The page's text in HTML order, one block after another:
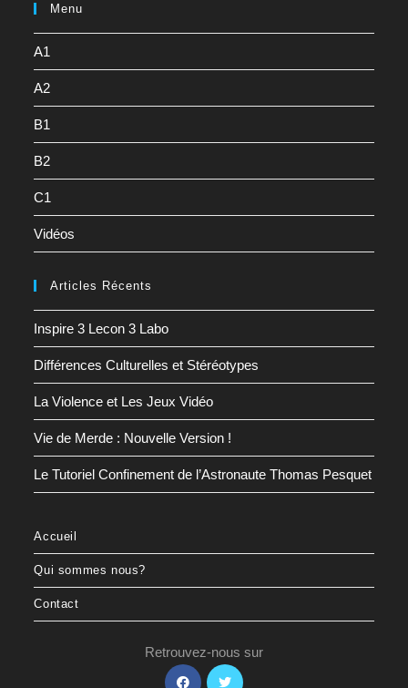
Menu
A1
A2
B1
B2
C1
Vidéos
Articles Récents
Inspire 3 Lecon 3 Labo
Différences Culturelles et Stéréotypes
La Violence et Les Jeux Vidéo
Vie de Merde : Nouvelle Version !
Le Tutoriel Confinement de l’Astronaute Thomas Pesquet
Accueil
Qui sommes nous?
Contact
Retrouvez-nous sur
S’ouvreS’ouvre